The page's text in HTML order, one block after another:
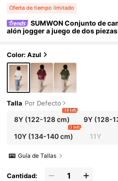
Oferta de tiempo limitado
SUMWON Conjunto de
alón jogger a juego de dos
Color: Azul
Talla Por Defecto
8Y(122-128 cm)
10 left
9Y (128-
10Y(134-140 cm)
3 left
11Y
Guía de Tallas
Cantidad: